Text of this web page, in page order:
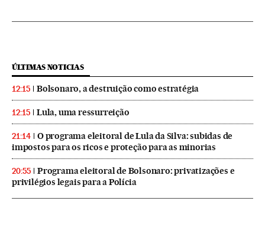
ÚLTIMAS NOTICIAS
12:15 Bolsonaro, a destruição como estratégia
12:15 Lula, uma ressurreição
21:14
O programa eleitoral de Lula da Silva: subidas de
impostos para os ricos e proteção para as minorias
20:55
Programa eleitoral de Bolsonaro: privatizações e
privilégios legais para a Polícia